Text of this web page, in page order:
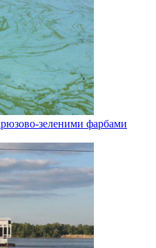
зеленими фарбами